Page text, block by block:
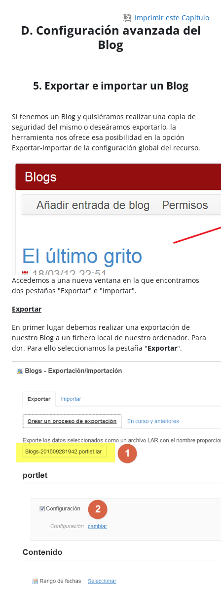
Imprimir este Capítulo
D. Configuración avanzada del
Blog
5. Exportar e importar un Blog
Si tenemos un Blog y quisiéramos realizar una copia de
seguridad del mismo o deseáramos exportarlo, la
herramienta nos ofrece esa posibilidad en la opción
Exportar-Importar de la configuración global del recurso.
Accedemos a una nueva ventana en la que encontramos
dos pestañas "Exportar" e "Importar".
Exportar
En primer lugar debemos realizar una exportación de
nuestro Blog a un fichero local de nuestro ordenador. Para
dor. Para ello seleccionamos la pestaña "Exportar".